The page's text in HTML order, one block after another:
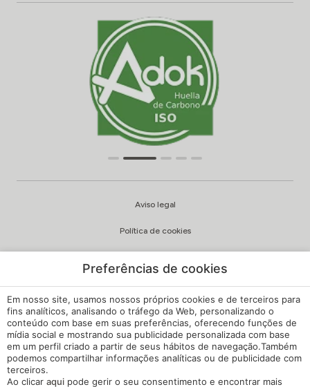
Aviso legal
Política de cookies
Canal de Queixas
Regulamento Interno
Configuração de cookies
A minha reserva
Preferências de cookies
Em nosso site, usamos nossos próprios cookies e de terceiros para
fins analíticos, analisando o tráfego da Web, personalizando o
conteúdo com base em suas preferências, oferecendo funções de
mídia social e mostrando sua publicidade personalizada com base
em um perfil criado a partir de seus hábitos de navegação.Também
podemos compartilhar informações analíticas ou de publicidade com
terceiros.
Ao clicar aqui pode gerir o seu consentimento e encontrar mais